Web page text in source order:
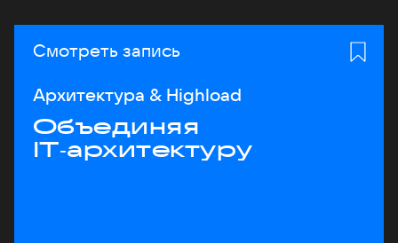
Смотреть запись
Архитектура & Highload
Объединяя
IT‑архитектуру